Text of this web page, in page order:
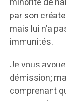
minorité de
par son
mais lui n’a
immunités.
Je vous
démission;
comprenant